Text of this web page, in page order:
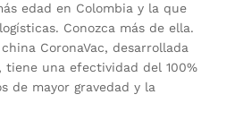
edad en Colombia y la que
Conozca más de ella.
CoronaVac, desarrollada
tiene una efectividad del 100%
de mayor gravedad y la